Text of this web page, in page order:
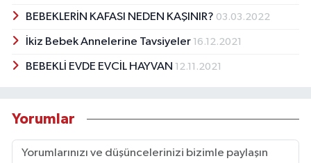
BEBEKLERİN KAFASI NEDEN KAŞINIR? 03.03.2022
İkiz Bebek Annelerine Tavsiyeler 16.12.2021
BEBEKLİ EVDE EVCİL HAYVAN 12.11.2021
Yorumlar